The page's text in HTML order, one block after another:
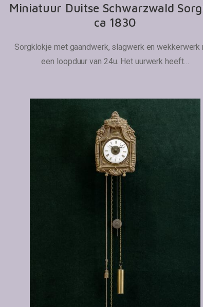
Miniatuur Duitse Schwarzwald
ca 1830
Sorgklokje met gaandwerk, slagwerk en wekkerwerk
een loopduur van 24u. Het uurwerk heeft…